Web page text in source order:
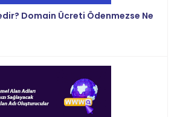
Domain Ücreti Ödenmezse Ne